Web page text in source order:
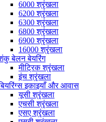
6000 श्रृंखला
6200 श्रृंखला
6300 श्रृंखला
6800 श्रृंखला
6900 श्रृंखला
16000 श्रृंखला
बेलन बेयरिंग
मीट्रिक श्रृंखला
इंच श्रृंखला
इकाइयाँ और आवास
यूसी श्रृंखला
एचसी श्रृंखला
एसए श्रृंखला